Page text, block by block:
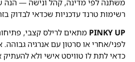
משתנה לפי מדינה, קהל ונישה — הנה
רשימות טרנד עדכניות שכדאי לבדוק
PINKY UP מתאים לרילס קצבי,
לפני/אחרי או סרטון עם אנרגיה
כדאי לתת לו טוויסט אישי ולא